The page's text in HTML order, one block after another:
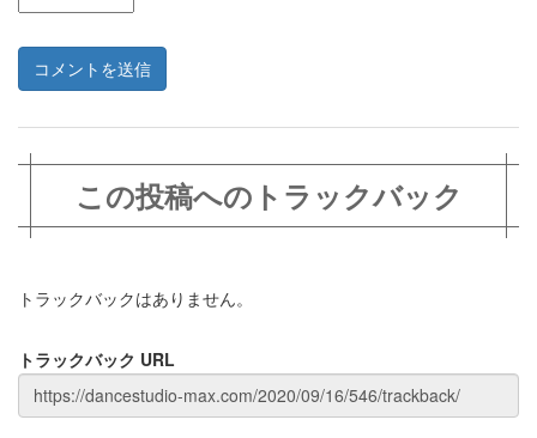
この投稿へのトラックバック
トラックバックはありません。
トラックバック URL